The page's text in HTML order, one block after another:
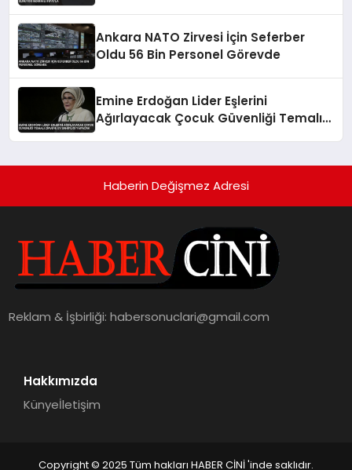
Ankara NATO Zirvesi İçin Seferber
Oldu 56 Bin Personel Görevde
Emine Erdoğan Lider Eşlerini
Ağırlayacak Çocuk Güvenliği Temalı
Haberin Değişmez Adresi
Reklam & İşbirliği:habersonuclari@gmail.com
Hakkımızda
Künyeİletişim
Copyright © 2025 Tüm hakları HABER CİNİ 'inde saklıdır.